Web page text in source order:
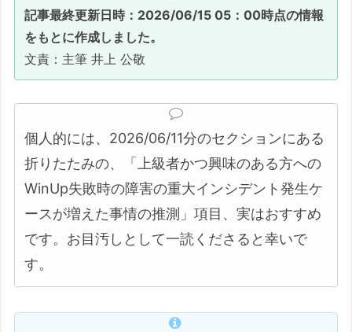
記事最終更新日時：2026/06/15 05：00時点の情報
をもとに作成しました。
文責：主筆 井上 公敬
個人的には、2026/06/11分のセクションにある
折りたたみの、「上級者かつ興味のある方への
WinUp失敗時の障害の重大インシデント発生ケ
ースが増えた事情の推測」項目、実はおすすめ
です。お目汚しとして一読くださると幸いで
す。